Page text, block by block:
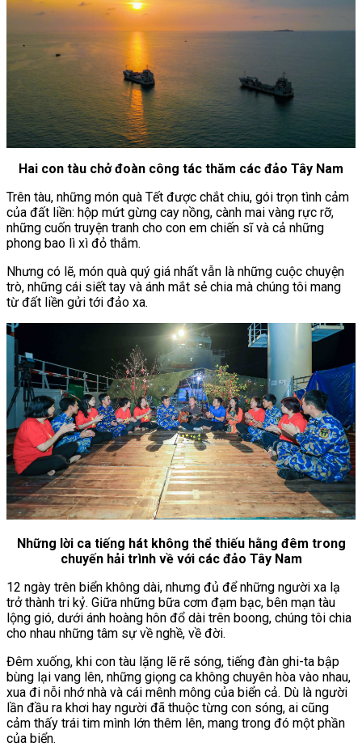
Hai con tàu chở đoàn công tác thăm các đảo Tây Nam
Trên tàu, những món quà Tết được chắt chiu, gói trọn tình cảm
của đất liền: hộp mứt gừng cay nồng, cành mai vàng rực rỡ,
những cuốn truyện tranh cho con em chiến sĩ và cả những
phong bao lì xì đỏ thắm.
Nhưng có lẽ, món quà quý giá nhất vẫn là những cuộc chuyện
trò, những cái siết tay và ánh mắt sẻ chia mà chúng tôi mang
từ đất liền gửi tới đảo xa.
Những lời ca tiếng hát không thể thiếu hằng đêm trong
chuyến hải trình về với các đảo Tây Nam
12 ngày trên biển không dài, nhưng đủ để những người xa lạ
trở thành tri kỷ. Giữa những bữa cơm đạm bạc, bên mạn tàu
lộng gió, dưới ánh hoàng hôn đổ dài trên boong, chúng tôi chia
cho nhau những tâm sự về nghề, về đời.
Đêm xuống, khi con tàu lặng lẽ rẽ sóng, tiếng đàn ghi-ta bập
bùng lại vang lên, những giọng ca không chuyên hòa vào nhau,
xua đi nỗi nhớ nhà và cái mênh mông của biển cả. Dù là người
lần đầu ra khơi hay người đã thuộc từng con sóng, ai cũng
cảm thấy trái tim mình lớn thêm lên, mang trong đó một phần
của biển.